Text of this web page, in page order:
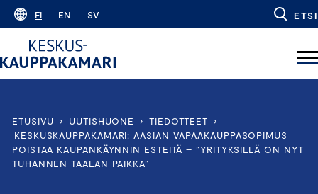
Skip
content
FI EN SV ETSI
ETUSIVU › UUTISHUONE › TIEDOTTEET
›
KESKUSKAUPPAKAMARI: AASIAN VAPAAKAUPPASOPIMUS
POISTAA KAUPANKÄYNNIN ESTEITÄ – ”YRITYKSILLÄ ON NYT
TUHANNEN TAALAN PAIKKA”